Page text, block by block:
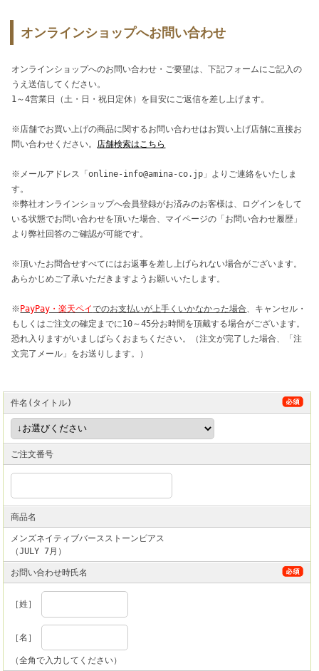
オンラインショップへお問い合わせ
オンラインショップへのお問い合わせ・ご要望は、下記フォームにご記入の
うえ送信してください。
1～4営業日（土・日・祝日定休）を目安にご返信を差し上げます。
※店舗でお買い上げの商品に関するお問い合わせはお買い上げ店舗に直接お
問い合わせください。 店舗検索はこちら
※メールアドレス「online-info@amina-co.jp」よりご連絡をいたしま
す。
※弊社オンラインショップへ会員登録がお済みのお客様は、ログインをして
いる状態でお問い合わせを頂いた場合、マイページの「お問い合わせ履歴」
より弊社回答のご確認が可能です。
※頂いたお問合せすべてにはお返事を差し上げられない場合がございます。
あらかじめご了承いただきますようお願いいたします。
※ PayPay・楽天ペイでのお支払いが上手くいかなかった場合、キャンセル・
もしくはご注文の確定までに10～45分お時間を頂戴する場合がございます。
恐れ入りますがいましばらくおまちください。（注文が完了した場合、「注
文完了メール」をお送りします。）
件名(タイトル)
ご注文番号
商品名
メンズネイティブバースストーンピアス
（JULY 7月）
お問い合わせ時氏名
［姓］
［名］
（全角で入力してください）